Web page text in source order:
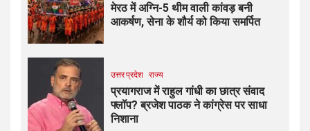
मेरठ में अग्नि-5 थीम वाली कांवड़ बनी
आकर्षण, सेना के शौर्य को किया समर्पित
उत्तर प्रदेश राज्य
प्रयागराज में राहुल गांधी का छात्र संवाद
फ्लॉप? ब्रजेश पाठक ने कांग्रेस पर साधा
निशाना